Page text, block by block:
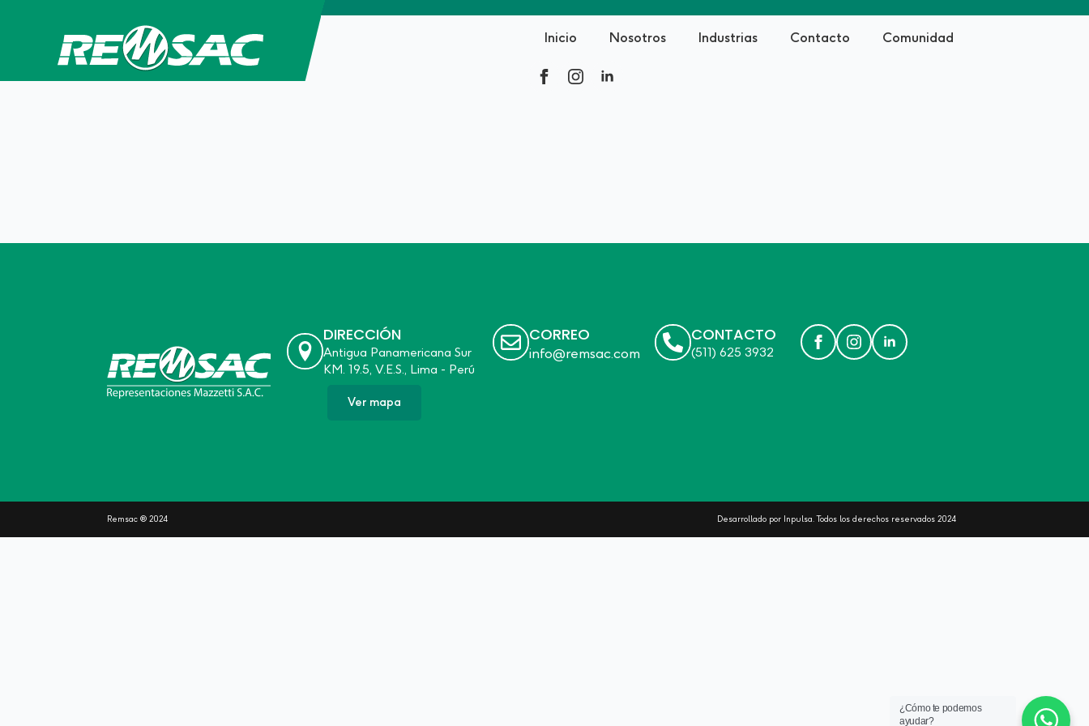
Inicio Nosotros Industrias Contacto Comunidad
DIRECCIÓN
Antigua Panamericana Sur
KM. 19.5, V.E.S., Lima - Perú
Ver mapa
CORREO
info@remsac.com
CONTACTO
(511) 625 3932
Remsac ® 2024 Desarrollado por Inpulsa. Todos los derechos reservados 2024
¿Cómo te podemos
ayudar?